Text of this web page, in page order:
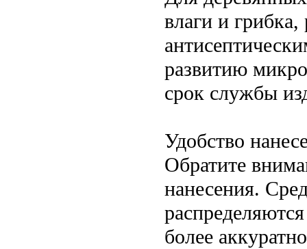
влаги и грибка,
развитию
срок службы
Удобство
Обратите
нанесения.
более